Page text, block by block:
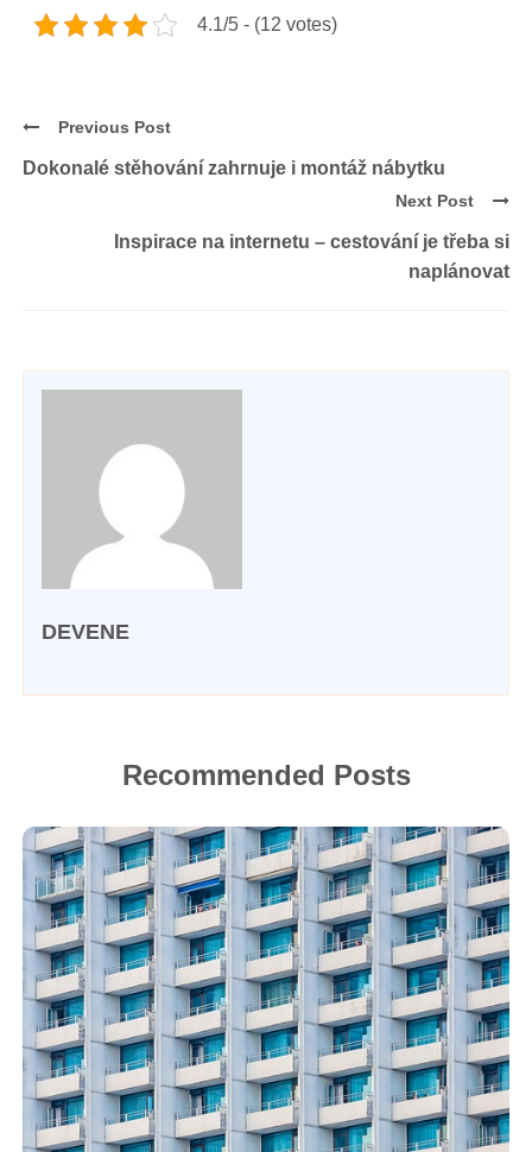
4.1/5 - (12 votes)
Previous Post
Dokonalé stěhování zahrnuje i montáž nábytku
Next Post
Inspirace na internetu – cestování je třeba si
naplánovat
DEVENE
Recommended Posts